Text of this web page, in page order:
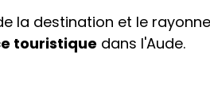
la destination et le
touristique dans l'Aude.